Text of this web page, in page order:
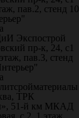
пав.2, стенд 10
Экспострой
пр-к, 24, с1
пав.3, стенд
ТРК
51-й км МКАД
с.2, 1 этаж,